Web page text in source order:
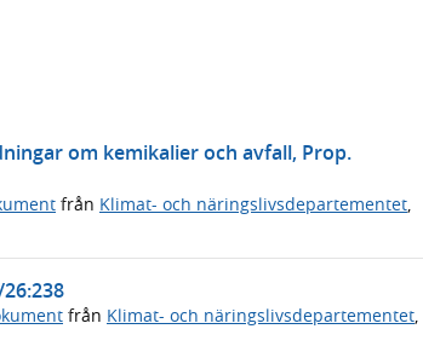
om kemikalier och avfall, Prop.
från Klimat- och näringslivsdepartementet,
från Klimat- och näringslivsdepartementet,